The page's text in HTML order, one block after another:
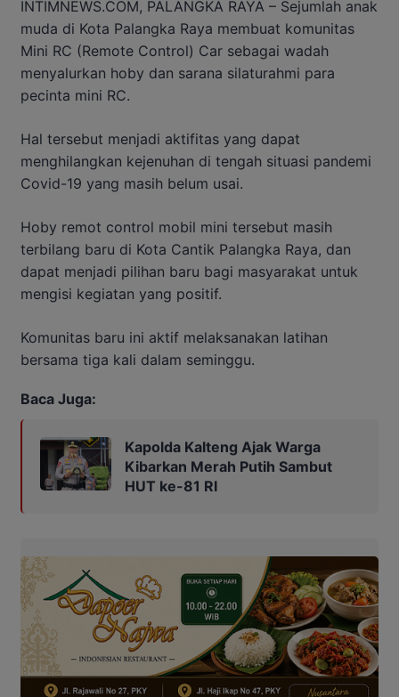
INTIMNEWS.COM, PALANGKA RAYA – Sejumlah anak
muda di Kota Palangka Raya membuat komunitas
Mini RC (Remote Control) Car sebagai wadah
menyalurkan hoby dan sarana silaturahmi para
pecinta mini RC.
Hal tersebut menjadi aktifitas yang dapat
menghilangkan kejenuhan di tengah situasi pandemi
Covid-19 yang masih belum usai.
Hoby remot control mobil mini tersebut masih
terbilang baru di Kota Cantik Palangka Raya, dan
dapat menjadi pilihan baru bagi masyarakat untuk
mengisi kegiatan yang positif.
Komunitas baru ini aktif melaksanakan latihan
bersama tiga kali dalam seminggu.
Baca Juga:
Kapolda Kalteng Ajak Warga
Kibarkan Merah Putih Sambut
HUT ke-81 RI